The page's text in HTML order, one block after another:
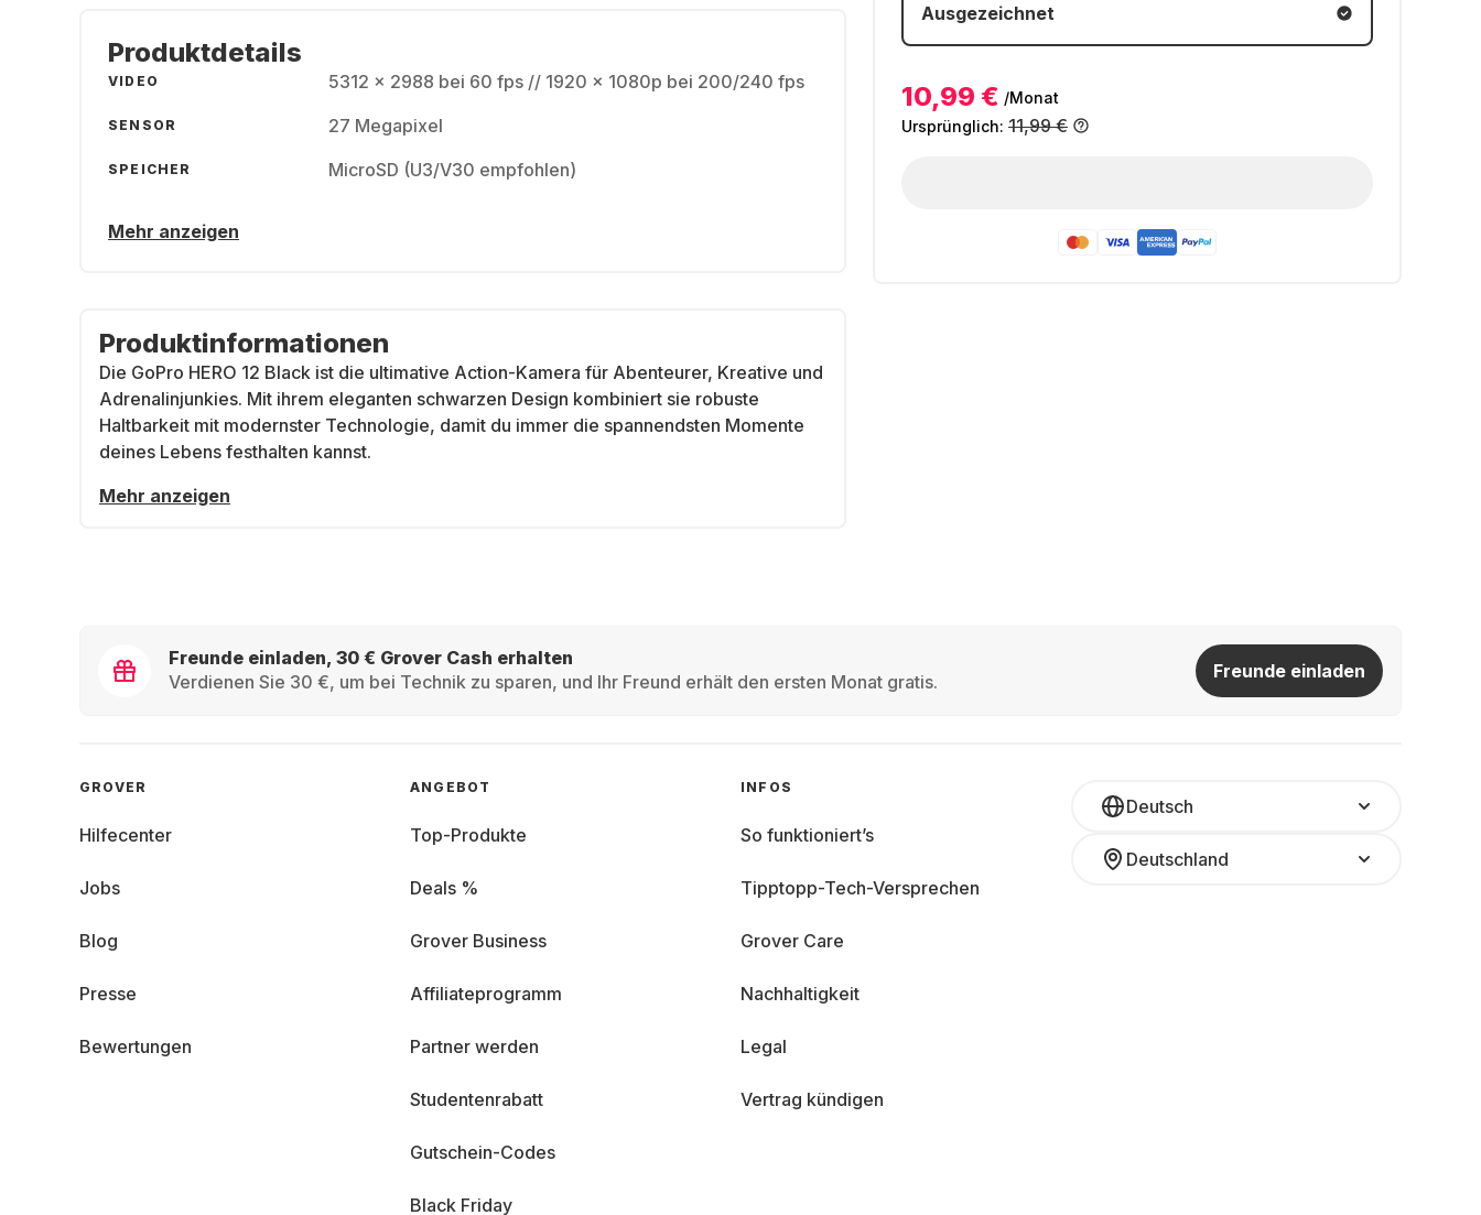
Ausgezeichnet
10,99 € /Monat
Ursprünglich: 11,99 €
Produktdetails
VIDEO 5312 x 2988 bei 60 fps // 1920 x 1080p bei 200/240 fps
SENSOR 27 Megapixel
SPEICHER MicroSD (U3/V30 empfohlen)
Mehr anzeigen
Produktinformationen
Die GoPro HERO 12 Black ist die ultimative Action-Kamera für Abenteurer, Kreative und
Adrenalinjunkies. Mit ihrem eleganten schwarzen Design kombiniert sie robuste
Haltbarkeit mit modernster Technologie, damit du immer die spannendsten Momente
deines Lebens festhalten kannst.
Mehr anzeigen
Freunde einladen, 30 € Grover Cash erhalten
Verdienen Sie 30 €, um bei Technik zu sparen, und Ihr Freund erhält den ersten Monat gratis.
Freunde einladen
Deutsch
Deutschland
GROVER
Hilfecenter
Jobs
Blog
Presse
Bewertungen
ANGEBOT
Top-Produkte
Deals %
Grover Business
Affiliateprogramm
Partner werden
Studentenrabatt
Gutschein-Codes
Black Friday
INFOS
So funktioniert’s
Tipptopp-Tech-Versprechen
Grover Care
Nachhaltigkeit
Legal
Vertrag kündigen